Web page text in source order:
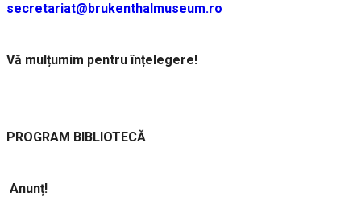
secretariat@brukenthalmuseum.ro
Vă mulțumim pentru înțelegere!
PROGRAM BIBLIOTECĂ
Anunț!